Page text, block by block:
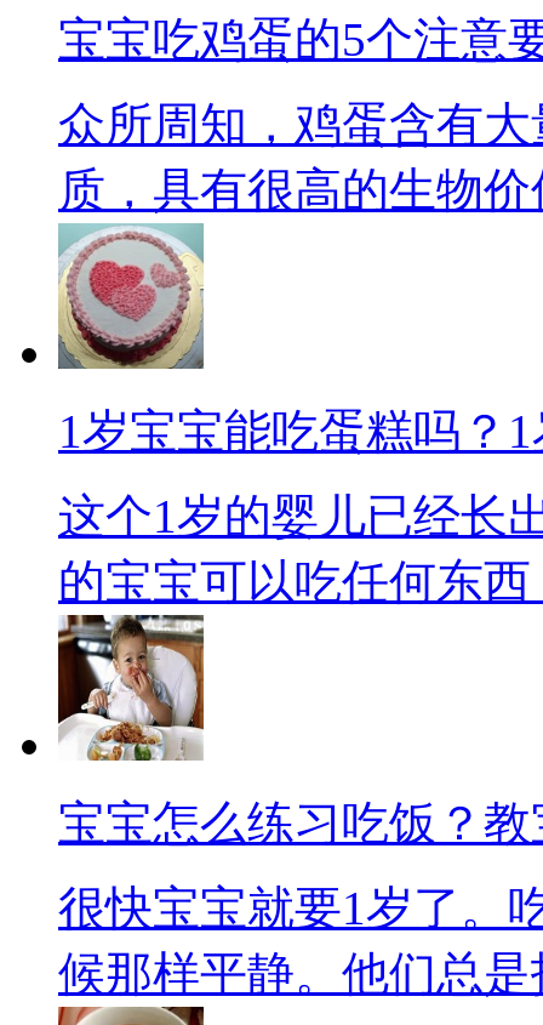
宝宝吃鸡蛋的5个注意
众所周知，鸡蛋含有
质，具有很高的生物
1岁宝宝能吃蛋糕吗？
这个1岁的婴儿已经长
的宝宝可以吃任何东西
宝宝怎么练习吃饭？
很快宝宝就要1岁了。
候那样平静。他们总是